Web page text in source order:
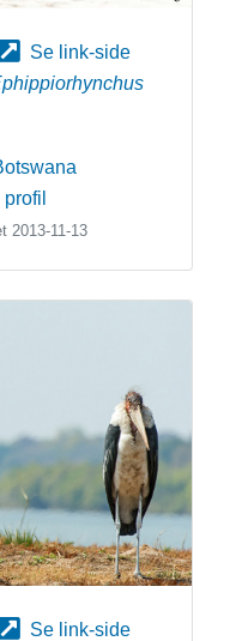
Se link-side
2013-11-13
Se link-side